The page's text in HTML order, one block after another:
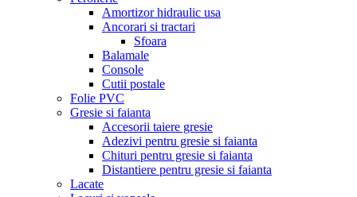
Amortizor hidraulic usa
Ancorari si tractari
Sfoara
Balamale
Console
Cutii postale
Folie PVC
Gresie si faianta
Accesorii taiere gresie
Adezivi pentru gresie si faianta
Chituri pentru gresie si faianta
Distantiere pentru gresie si faianta
Lacate